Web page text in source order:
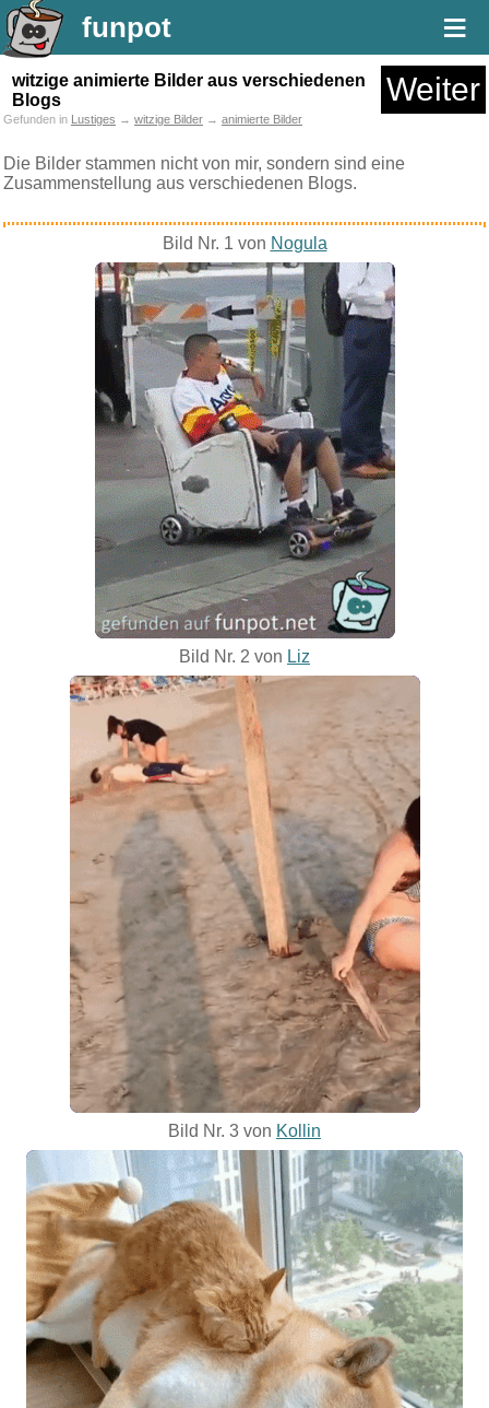
funpot ≡
witzige animierte Bilder aus verschiedenen
Blogs
Weiter
Gefunden in Lustiges → witzige Bilder → animierte Bilder
Die Bilder stammen nicht von mir, sondern sind eine
Zusammenstellung aus verschiedenen Blogs.
Bild Nr. 1 von Nogula
Bild Nr. 2 von Liz
Bild Nr. 3 von Kollin